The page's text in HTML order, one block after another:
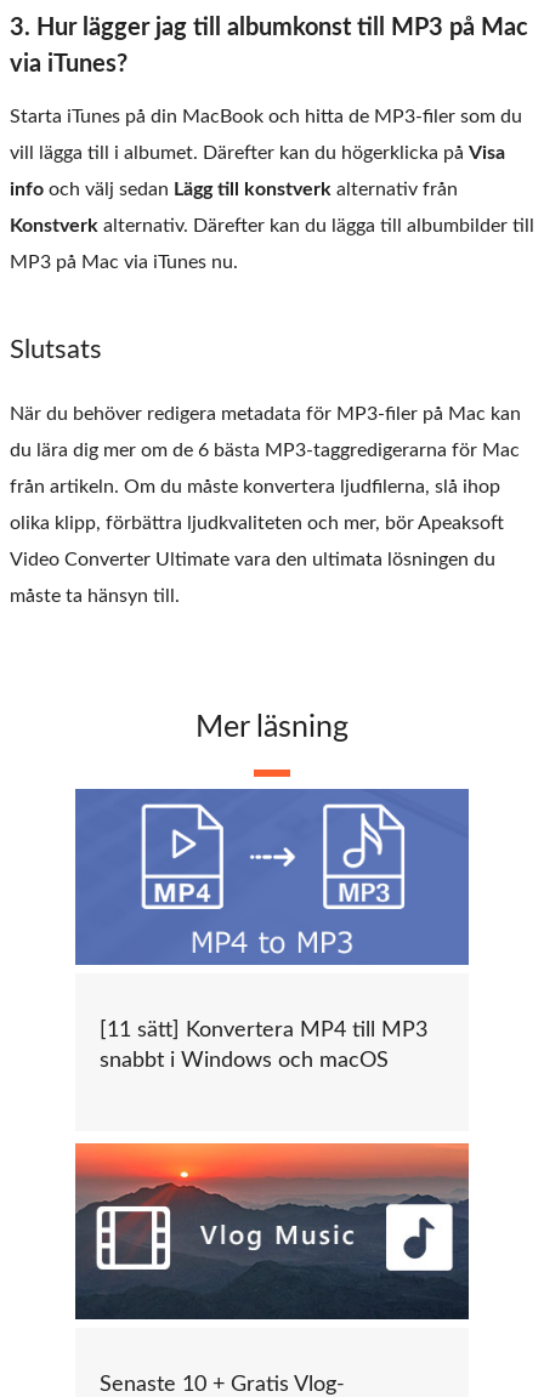
3. Hur lägger jag till albumkonst till MP3 på Mac
via iTunes?
Starta iTunes på din MacBook och hitta de MP3-filer som du
vill lägga till i albumet. Därefter kan du högerklicka på Visa
info och välj sedan Lägg till konstverk alternativ från
Konstverk alternativ. Därefter kan du lägga till albumbilder till
MP3 på Mac via iTunes nu.
Slutsats
När du behöver redigera metadata för MP3-filer på Mac kan
du lära dig mer om de 6 bästa MP3-taggredigerarna för Mac
från artikeln. Om du måste konvertera ljudfilerna, slå ihop
olika klipp, förbättra ljudkvaliteten och mer, bör Apeaksoft
Video Converter Ultimate vara den ultimata lösningen du
måste ta hänsyn till.
Mer läsning
[11 sätt] Konvertera MP4 till MP3
snabbt i Windows och macOS
Senaste 10 + Gratis Vlog-